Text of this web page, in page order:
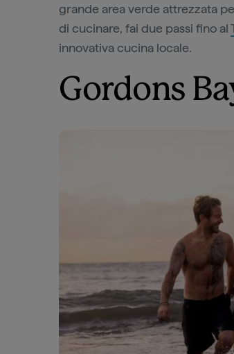
grande area verde attrezzata
di cucinare, fai due passi fino al
innovativa cucina locale.
Gordons